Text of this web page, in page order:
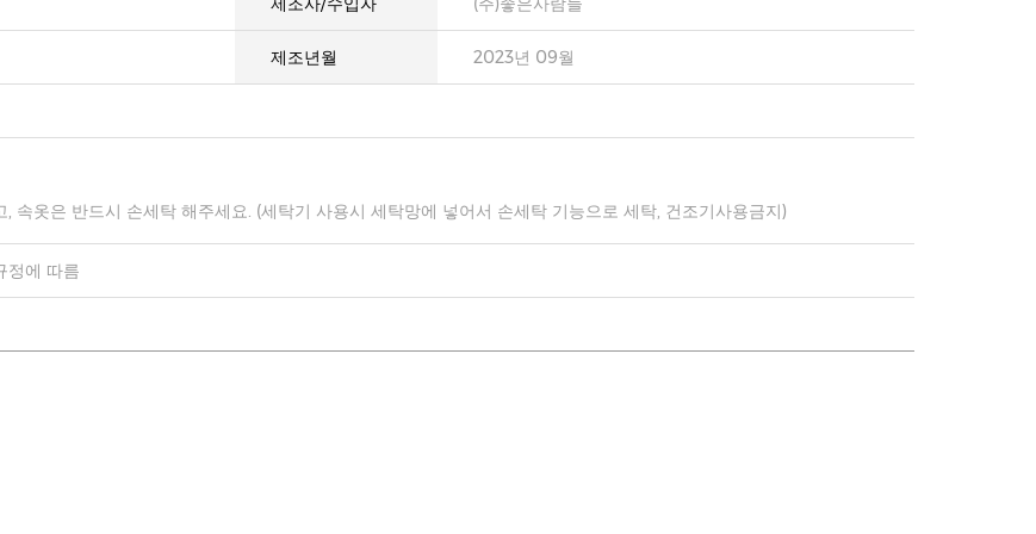
제조년월 2023년 09월
속옷은 반드시 손세탁 해주세요. (세탁기 사용시 세탁망에 넣어서 손세탁 기능으로 세탁, 건조기사용금지)
정에 따름